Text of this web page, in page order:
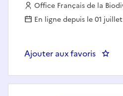
Employeur :
Office Français de la
En ligne depuis le 01
Ajouter aux favoris :